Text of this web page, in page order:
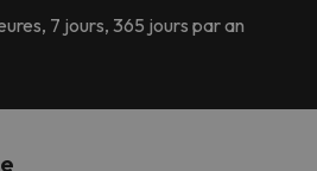
7 jours, 365 jours par an